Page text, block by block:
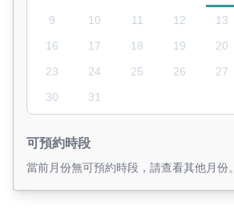
9
10 11 12 13
16
17 18 19 20
23
24 25 26 27
30
31
可預約時段
當前月份無可預約時段，請查看其他月份。